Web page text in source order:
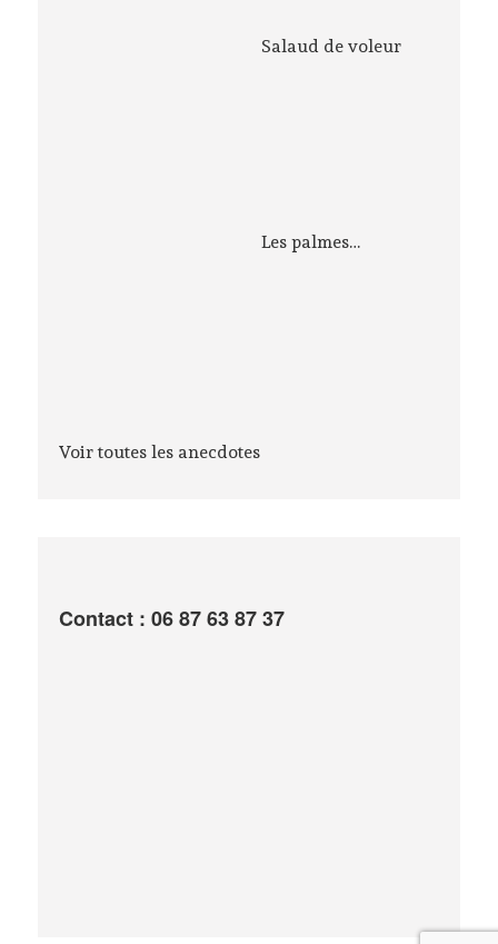
Salaud de voleur
Les palmes…
Voir toutes les anecdotes
Contact : 06 87 63 87 37